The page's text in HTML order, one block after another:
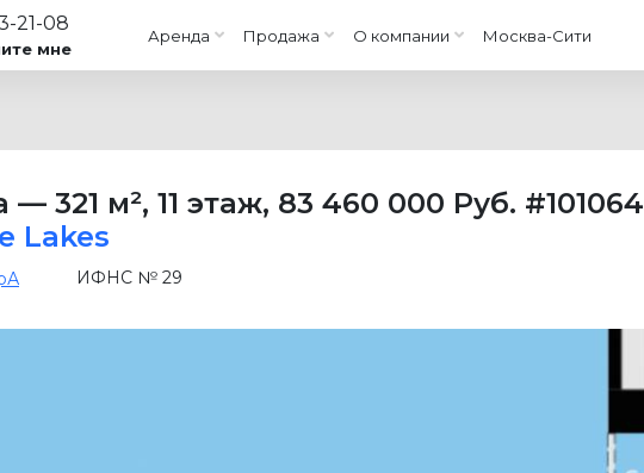
21-08
мне
Аренда Продажа О компании Москва-Сити
— 321 м², 11 этаж, 83 460 000 Руб. #101064
Lakes
ИФНС № 29